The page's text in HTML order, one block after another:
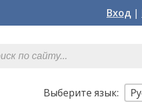
Вход |
Выберите язык: